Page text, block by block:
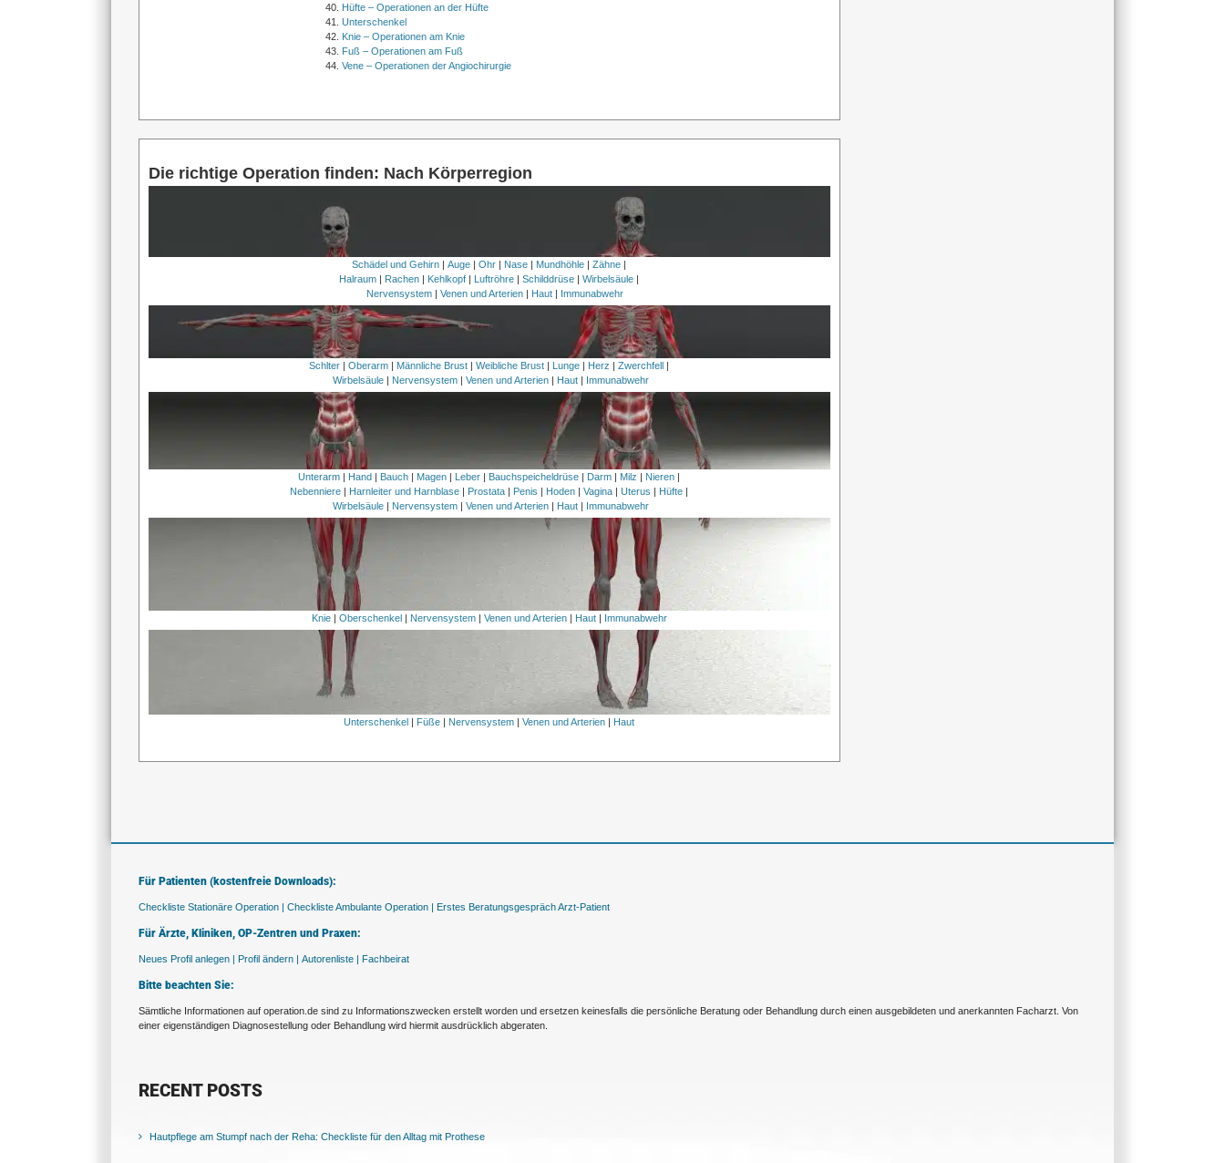
Hüfte – Operationen an der Hüfte
Unterschenkel
Knie – Operationen am Knie
Fuß – Operationen am Fuß
Vene – Operationen der Angiochirurgie
Die richtige Operation finden: Nach Körperregion
Schädel und Gehirn |Auge |Ohr | Nase | Mundhöhle |Zähne |
Halraum | Rachen | Kehlkopf | Luftröhre |Schilddrüse |Wirbelsäule |
Nervensystem| Venen und Arterien| Haut| Immunabwehr
Schlter |Oberarm Männliche Brust |Weibliche Brust Lunge Herz |Zwerchfell
Wirbelsäule| Nervensystem| Venen und Arterien| Haut| Immunabwehr
Unterarm | Hand | Bauch | Magen | Leber | Bauchspeicheldrüse | Darm | Milz | Nieren |
Nebenniere | Harnleiter und Harnblase | Prostata | Penis | Hoden |Vagina |Uterus | Hüfte |
Wirbelsäule| Nervensystem| Venen und Arterien| Haut| Immunabwehr
Knie| Oberschenkel Nervensystem| Venen und Arterien| Haut| Immunabwehr
Unterschenkel | Füße | Nervensystem |Venen und Arterien | Haut
Für Patienten (kostenfreie Downloads):
Checkliste Stationäre Operation | Checkliste Ambulante Operation | Erstes Beratungsgespräch Arzt-Patient
Für Ärzte, Kliniken, OP-Zentren und Praxen:
Neues Profil anlegen | Profil ändern | Autorenliste | Fachbeirat
Bitte beachten Sie:
Sämtliche Informationen auf operation.de sind zu Informationszwecken erstellt worden und ersetzen keinesfalls die persönliche Beratung oder Behandlung durch einen ausgebildeten und anerkannten Facharzt. Von
einer eigenständigen Diagnosestellung oder Behandlung wird hiermit ausdrücklich abgeraten.
RECENT POSTS
Hautpflege am Stumpf nach der Reha: Checkliste für den Alltag mit Prothese